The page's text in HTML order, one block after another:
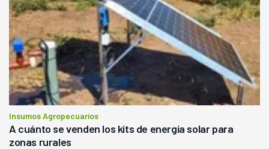
Insumos Agropecuarios
A cuánto se venden los kits de energía solar para
zonas rurales